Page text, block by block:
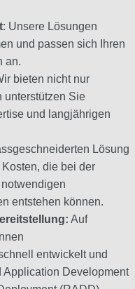
: Unsere Lösungen
und passen sich Ihren
an.
bieten nicht nur
unterstützen Sie
und langjährigen
Lösung
die bei der
entstehen können.
Auf
entwickelt und
Development